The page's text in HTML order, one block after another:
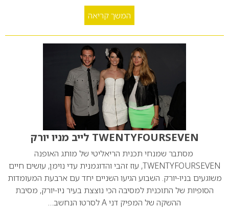
המשך קריאה
TWENTYFOURSEVEN לייב מניו יורק
מסתבר שמנחי תכנית הריאליטי של מותג האופנה
TWENTYFOURSEVEN, עוז זהבי והדוגמנית עדי נוימן, עושים חיים
משוגעים בניו-יורק. השבוע הגיעו השניים יחד עם ארבעת המעומדות
הסופיות של התוכנית למסיבה הכי נוצצת בעיר ניו-יורק, מסיבת
ההשקה של המפיק דני A לסרטו הנחשב…